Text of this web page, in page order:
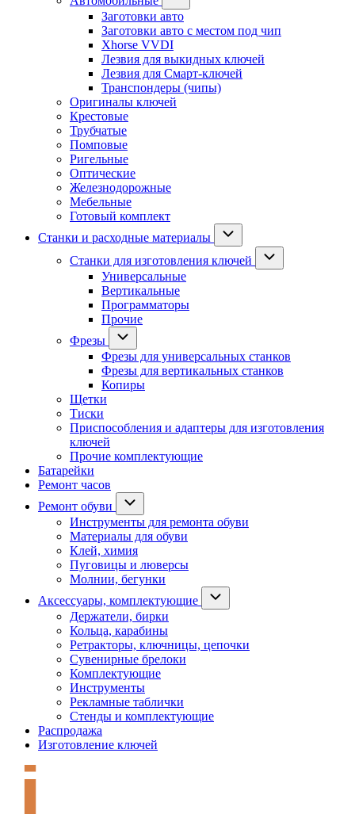
Заготовки авто
Заготовки авто с местом под чип
Xhorse VVDI
Лезвия для выкидных ключей
Лезвия для Смарт-ключей
Транспондеры (чипы)
Оригиналы ключей
Крестовые
Трубчатые
Помповые
Ригельные
Оптические
Железнодорожные
Мебельные
Готовый комплект
Станки и расходные материалы
Станки для изготовления ключей
Универсальные
Вертикальные
Программаторы
Прочие
Фрезы
Фрезы для универсальных станков
Фрезы для вертикальных станков
Копиры
Щетки
Тиски
Приспособления и адаптеры для изготовления
ключей
Прочие комплектующие
Батарейки
Ремонт часов
Ремонт обуви
Инструменты для ремонта обуви
Материалы для обуви
Клей, химия
Пуговицы и люверсы
Молнии, бегунки
Аксессуары, комплектующие
Держатели, бирки
Кольца, карабины
Ретракторы, ключницы, цепочки
Сувенирные брелоки
Комплектующие
Инструменты
Рекламные таблички
Стенды и комплектующие
Распродажа
Изготовление ключей